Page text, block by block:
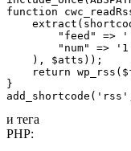
function
"feed" =>
"num" =>
    ), $atts));
return
}
и тега
PHP: